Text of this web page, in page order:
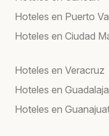
Hoteles en Puerto
Hoteles en Ciudad
Hoteles en Veracruz
Hoteles en
Hoteles en